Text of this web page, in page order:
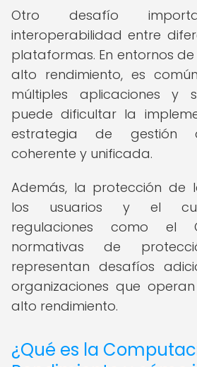
Otro desafío
interoperabilidad entre
plataformas. En entornos
alto rendimiento, es
múltiples aplicaciones y
puede dificultar la
estrategia de gestión
coherente y unificada.
Además, la protección de
los usuarios y el
regulaciones como el
normativas de
representan desafíos
organizaciones que
alto rendimiento.
¿Qué es la